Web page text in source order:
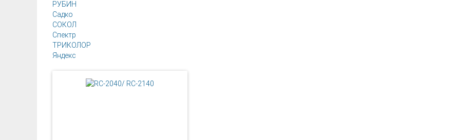
РУБИН
Садко
СОКОЛ
Спектр
ТРИКОЛОР
Яндекс